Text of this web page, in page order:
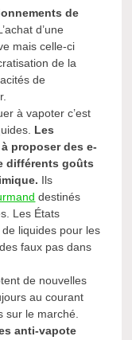
de
d’une
mais celle-ci
de la
de
à vapoter c’est
Les
proposer des e-
différents goûts
Ils
destinés
Les États
liquides pour les
faux pas dans
de nouvelles
au courant
sur le marché.
anti-vapote